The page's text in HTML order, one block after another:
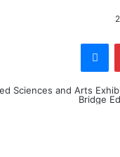
بينتيريستماسنجر